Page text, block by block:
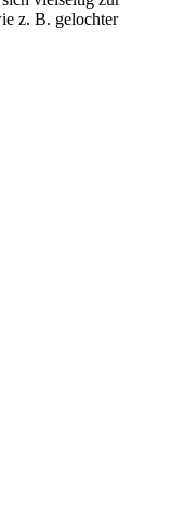
z. B. gelochter